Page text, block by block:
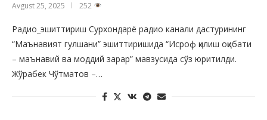
Avgust 25, 2025 252
Радио_эшиттириш Сурхондарё радио канали дастурининг
“Маънавият гулшани” эшиттиришида “Исроф қилиш оқибати
– маънавий ва моддий зарар” мавзусида сўз юритилди.
Жўрабек Чўтматов –…